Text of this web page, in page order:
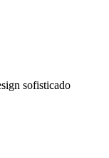
sofisticado